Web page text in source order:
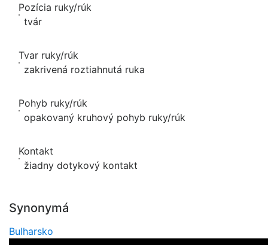
Pozícia ruky/rúk
tvár
Tvar ruky/rúk
zakrivená roztiahnutá ruka
Pohyb ruky/rúk
opakovaný kruhový pohyb ruky/rúk
Kontakt
žiadny dotykový kontakt
Synonymá
Bulharsko